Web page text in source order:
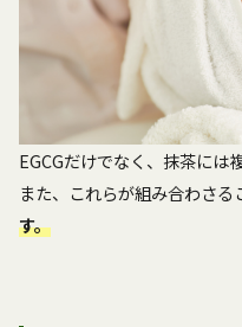
EGCGだけでなく、抹茶には
また、これらが組み合わさる
す。